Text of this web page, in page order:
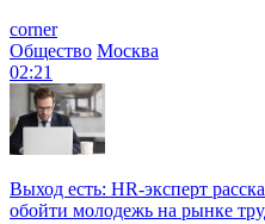
corner
Общество Москва
02:21
Выход есть: HR-эксперт
обойти молодежь на рынке